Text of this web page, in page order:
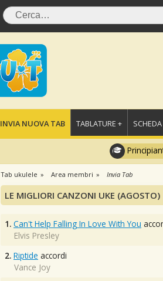
INVIA NUOVA TAB TABLATURE +
Tab ukulele Area membri Invia Tab
LE MIGLIORI CANZONI UKE (AGOSTO)
1. Can't Help Falling In Love With You
Elvis Presley
2. Riptide accordi
Vance Joy